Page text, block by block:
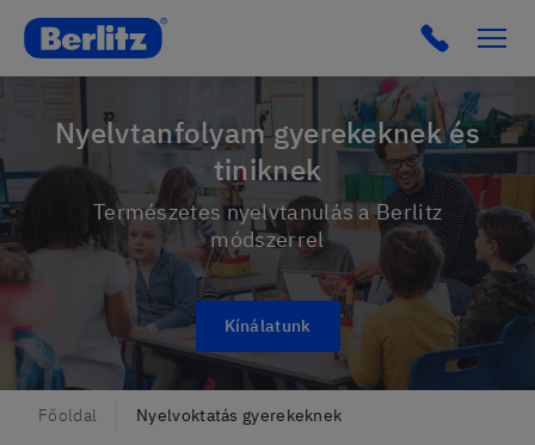
Berlitz Hungary Click to
Nyelvtanfolyam gyerekeknek és
tiniknek
Természetes nyelvtanulás a Berlitz
módszerrel
Kínálatunk
Főoldal Nyelvoktatás gyerekeknek